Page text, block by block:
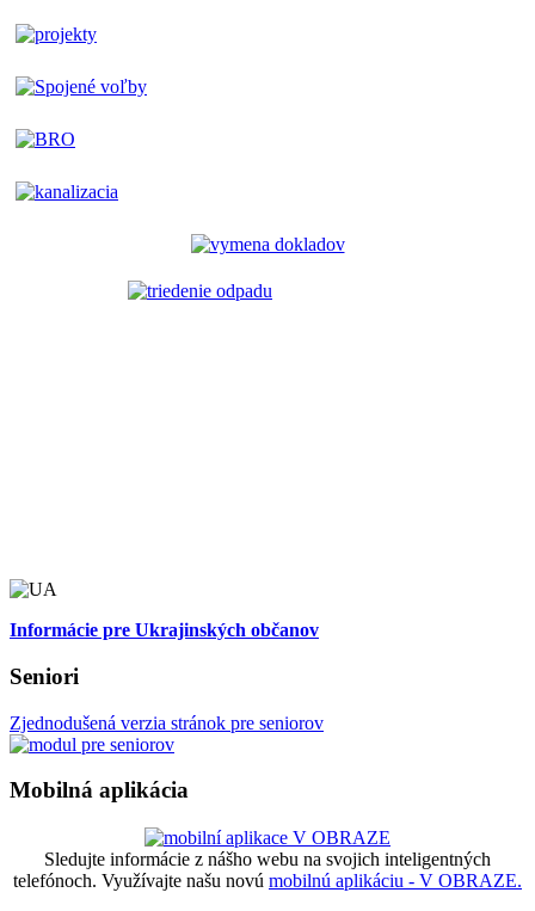
Informácie pre Ukrajinských občanov
Seniori
Zjednodušená verzia stránok pre seniorov
Mobilná aplikácia
Sledujte informácie z nášho webu na svojich inteligentných
telefónoch. Využívajte našu novú mobilnú aplikáciu - V OBRAZE.